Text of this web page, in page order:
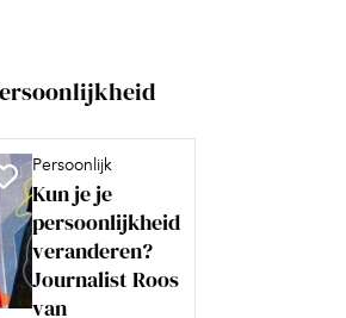
Persoonlijk
Kun je je
persoonlijkheid
veranderen?
Journalist Roos
van